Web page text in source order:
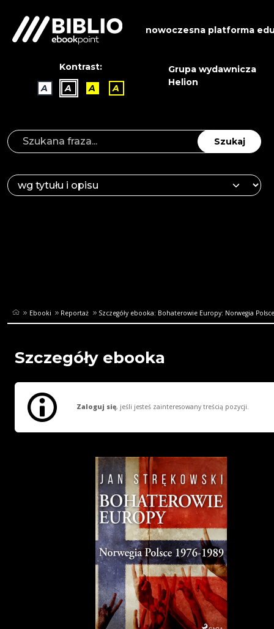
nowoczesna platforma
Kontrast:
A
A A A
Grupa wydawnicza
Helion
Szukaj
Ebooki Reportaż Szczegóły ebooka: Bohaterowie Europy: Norwegia
Szczegóły ebooka
Zaloguj się, jeśli jesteś zainteresowany treścią pozycji.